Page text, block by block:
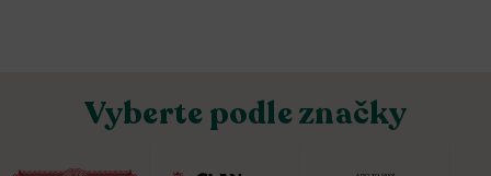
Vyberte podle značky